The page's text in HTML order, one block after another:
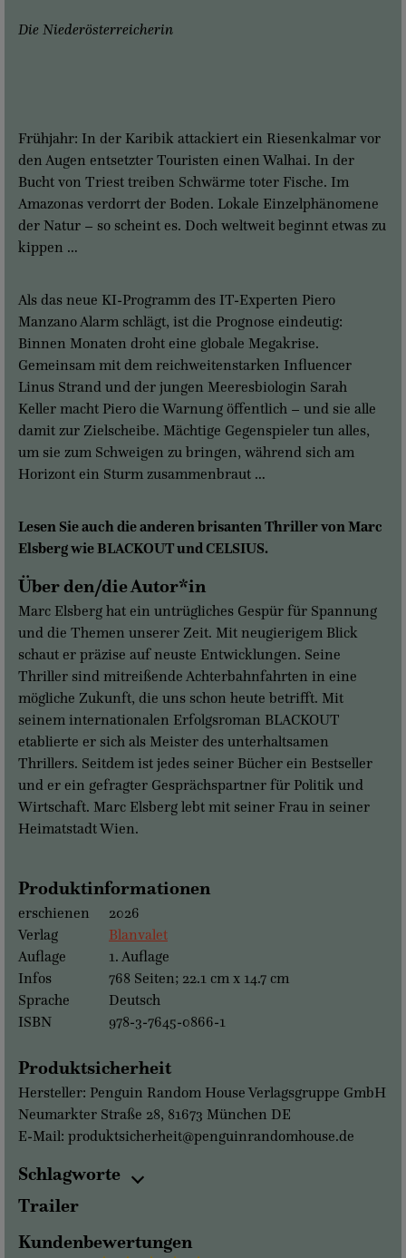
Die Niederösterreicherin
Frühjahr: In der Karibik attackiert ein Riesenkalmar vor
den Augen entsetzter Touristen einen Walhai. In der
Bucht von Triest treiben Schwärme toter Fische. Im
Amazonas verdorrt der Boden. Lokale Einzelphänomene
der Natur – so scheint es. Doch weltweit beginnt etwas zu
kippen …
Als das neue KI-Programm des IT-Experten Piero
Manzano Alarm schlägt, ist die Prognose eindeutig:
Binnen Monaten droht eine globale Megakrise.
Gemeinsam mit dem reichweitenstarken Influencer
Linus Strand und der jungen Meeresbiologin Sarah
Keller macht Piero die Warnung öffentlich – und sie alle
damit zur Zielscheibe. Mächtige Gegenspieler tun alles,
um sie zum Schweigen zu bringen, während sich am
Horizont ein Sturm zusammenbraut …
Lesen Sie auch die anderen brisanten Thriller von Marc
Elsberg wie BLACKOUT und CELSIUS.
Über den/die Autor*in
Marc Elsberg hat ein untrügliches Gespür für Spannung
und die Themen unserer Zeit. Mit neugierigem Blick
schaut er präzise auf neuste Entwicklungen. Seine
Thriller sind mitreißende Achterbahnfahrten in eine
mögliche Zukunft, die uns schon heute betrifft. Mit
seinem internationalen Erfolgsroman BLACKOUT
etablierte er sich als Meister des unterhaltsamen
Thrillers. Seitdem ist jedes seiner Bücher ein Bestseller
und er ein gefragter Gesprächspartner für Politik und
Wirtschaft. Marc Elsberg lebt mit seiner Frau in seiner
Heimatstadt Wien.
Produktinformationen
erschienen
2026
Verlag
Blanvalet
Auflage
1. Auflage
Infos
768 Seiten; 22.1 cm x 14.7 cm
Sprache
Deutsch
ISBN
978-3-7645-0866-1
Produktsicherheit
Hersteller: Penguin Random House Verlagsgruppe GmbH
Neumarkter Straße 28, 81673 München DE
E-Mail: produktsicherheit@penguinrandomhouse.de
Schlagworte
Trailer
Kundenbewertungen